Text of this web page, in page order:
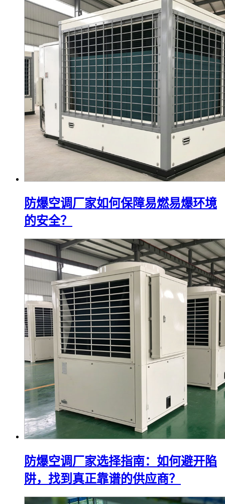
防爆空调厂家如何保障易燃易爆环境
的安全？
防爆空调厂家选择指南：如何避开陷
阱，找到真正靠谱的供应商？